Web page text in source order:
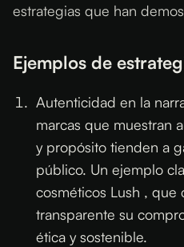
estrategias que han
Ejemplos de
Autenticidad en la
marcas que muestran
y propósito tienden a
público. Un ejemplo
cosméticos Lush , que
transparente su
ética y sostenible.